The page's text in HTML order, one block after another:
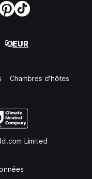
EUR
Chambres d'hôtes
Limited